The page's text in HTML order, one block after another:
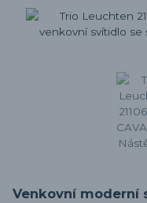
Venkovní moderní